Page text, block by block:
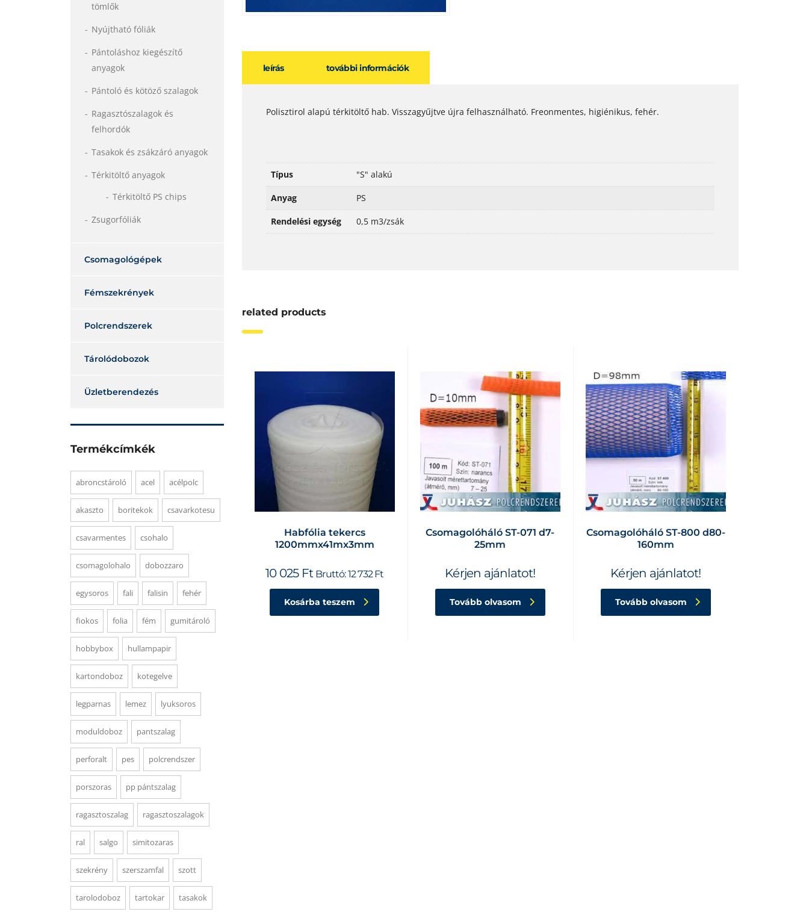
leírás további információk
Polisztirol alapú térkitöltő hab. Visszagyűjtve újra felhasználható. Freonmentes, higiénikus, fehér.
Típus "S" alakú
Anyag PS
Rendelési egység 0,5 m3/zsák
related products
Habfólia tekercs
1200mmx41mx3mm
10 025 Ft Bruttó:12 732 Ft
Kosárba teszem
Csomagolóháló ST-071 d7-
25mm
Kérjen ajánlatot!
Tovább olvasom
Csomagolóháló ST-800 d80-
160mm
Kérjen ajánlatot!
Tovább olvasom
tömlők
Nyújtható fóliák
Pántoláshoz kiegészítő
anyagok
Pántoló és kötöző szalagok
Ragasztószalagok és
felhordók
Tasakok és zsákzáró anyagok
Térkitöltő anyagok
Térkitöltő PS chips
Zsugorfóliák
Csomagológépek
Fémszekrények
Polcrendszerek
Tárolódobozok
Üzletberendezés
Termékcímkék
abroncstároló acel acélpolc
akaszto boritekok csavarkotesu
csavarmentes csohalo
csomagolohalo dobozzaro
egysoros fali falisin fehér
fiokos folia fém gumitároló
hobbybox hullampapir
kartondoboz kotegelve
legparnas lemez lyuksoros
moduldoboz pantszalag
perforalt pes polcrendszer
porszoras pp pántszalag
ragasztoszalag ragasztoszalagok
ral salgo simitozaras
szekrény szerszamfal szott
tarolodoboz tartokar tasakok